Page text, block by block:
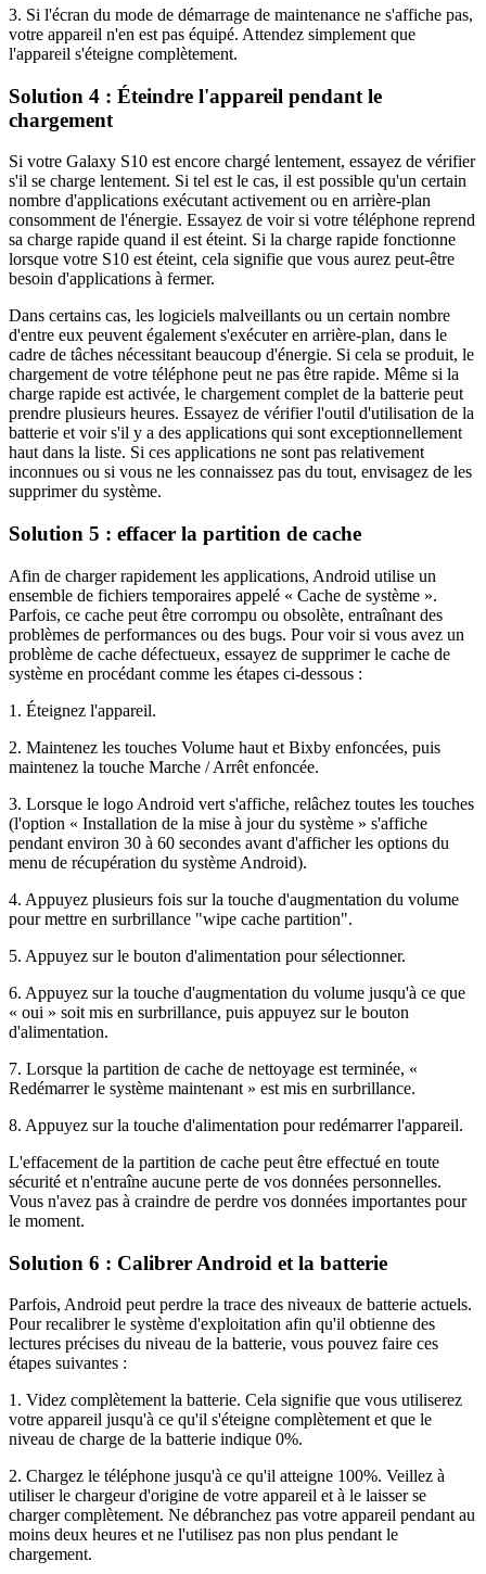
3. Si l'écran du mode de démarrage de maintenance ne s'affiche pas,
votre appareil n'en est pas équipé. Attendez simplement que
l'appareil s'éteigne complètement.
Solution 4 : Éteindre l'appareil pendant le
chargement
Si votre Galaxy S10 est encore chargé lentement, essayez de vérifier
s'il se charge lentement. Si tel est le cas, il est possible qu'un certain
nombre d'applications exécutant activement ou en arrière-plan
consomment de l'énergie. Essayez de voir si votre téléphone reprend
sa charge rapide quand il est éteint. Si la charge rapide fonctionne
lorsque votre S10 est éteint, cela signifie que vous aurez peut-être
besoin d'applications à fermer.
Dans certains cas, les logiciels malveillants ou un certain nombre
d'entre eux peuvent également s'exécuter en arrière-plan, dans le
cadre de tâches nécessitant beaucoup d'énergie. Si cela se produit, le
chargement de votre téléphone peut ne pas être rapide. Même si la
charge rapide est activée, le chargement complet de la batterie peut
prendre plusieurs heures. Essayez de vérifier l'outil d'utilisation de la
batterie et voir s'il y a des applications qui sont exceptionnellement
haut dans la liste. Si ces applications ne sont pas relativement
inconnues ou si vous ne les connaissez pas du tout, envisagez de les
supprimer du système.
Solution 5 : effacer la partition de cache
Afin de charger rapidement les applications, Android utilise un
ensemble de fichiers temporaires appelé « Cache de système ».
Parfois, ce cache peut être corrompu ou obsolète, entraînant des
problèmes de performances ou des bugs. Pour voir si vous avez un
problème de cache défectueux, essayez de supprimer le cache de
système en procédant comme les étapes ci-dessous :
1. Éteignez l'appareil.
2. Maintenez les touches Volume haut et Bixby enfoncées, puis
maintenez la touche Marche / Arrêt enfoncée.
3. Lorsque le logo Android vert s'affiche, relâchez toutes les touches
(l'option « Installation de la mise à jour du système » s'affiche
pendant environ 30 à 60 secondes avant d'afficher les options du
menu de récupération du système Android).
4. Appuyez plusieurs fois sur la touche d'augmentation du volume
pour mettre en surbrillance "wipe cache partition".
5. Appuyez sur le bouton d'alimentation pour sélectionner.
6. Appuyez sur la touche d'augmentation du volume jusqu'à ce que
« oui » soit mis en surbrillance, puis appuyez sur le bouton
d'alimentation.
7. Lorsque la partition de cache de nettoyage est terminée, «
Redémarrer le système maintenant » est mis en surbrillance.
8. Appuyez sur la touche d'alimentation pour redémarrer l'appareil.
L'effacement de la partition de cache peut être effectué en toute
sécurité et n'entraîne aucune perte de vos données personnelles.
Vous n'avez pas à craindre de perdre vos données importantes pour
le moment.
Solution 6 : Calibrer Android et la batterie
Parfois, Android peut perdre la trace des niveaux de batterie actuels.
Pour recalibrer le système d'exploitation afin qu'il obtienne des
lectures précises du niveau de la batterie, vous pouvez faire ces
étapes suivantes :
1. Videz complètement la batterie. Cela signifie que vous utiliserez
votre appareil jusqu'à ce qu'il s'éteigne complètement et que le
niveau de charge de la batterie indique 0%.
2. Chargez le téléphone jusqu'à ce qu'il atteigne 100%. Veillez à
utiliser le chargeur d'origine de votre appareil et à le laisser se
charger complètement. Ne débranchez pas votre appareil pendant au
moins deux heures et ne l'utilisez pas non plus pendant le
chargement.